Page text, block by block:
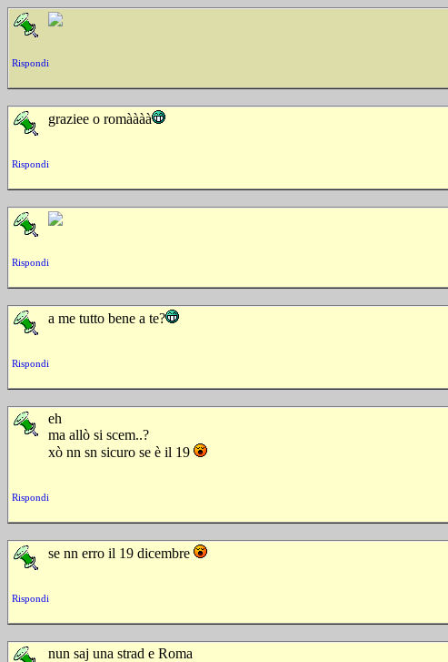
Rispondi
graziee o romàààà
Rispondi
Rispondi
a me tutto bene a te?
Rispondi
eh
ma allò si scem..?
xò nn sn sicuro se è il 19
Rispondi
se nn erro il 19 dicembre
Rispondi
nun saj una strad e Roma